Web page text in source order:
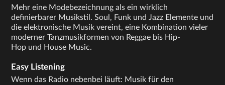
Mehr eine Modebezeichnung als ein wirklich
definierbarer Musikstil. Soul, Funk und Jazz Elemente und
die elektronische Musik vereint, eine Kombination vieler
moderner Tanzmusikformen von Reggae bis Hip-
Hop und House Music.
Easy Listening
Wenn das Radio nebenbei läuft: Musik für den